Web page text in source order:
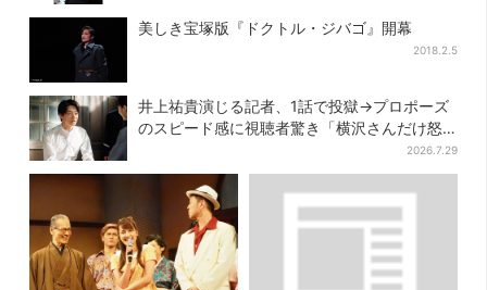
美しき宝塚版『ドクトル・ジバゴ』開幕
2018.2.5
井上祐貴演じる記者、1話で投獄→プロポーズ
のスピード感に視聴者驚き「横沢さんだけ怒
2026.7.29